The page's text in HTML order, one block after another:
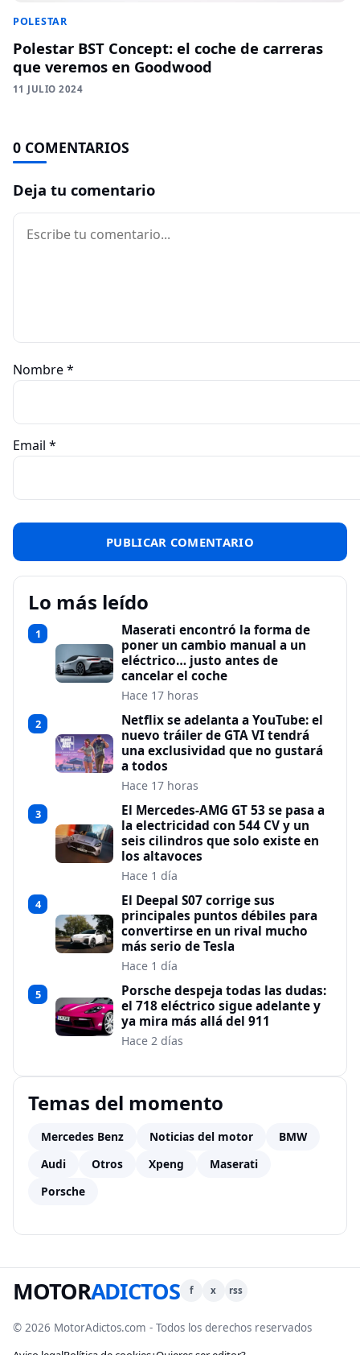
POLESTAR
Polestar BST Concept: el coche de carreras
que veremos en Goodwood
11 JULIO 2024
0 COMENTARIOS
Deja tu comentario
Comentario
Nombre*
Email *
Lo más leído
1
Maserati encontró la forma de
poner un cambio manual a un
eléctrico… justo antes de
cancelar el coche
Hace 17 horas
2
Netflix se adelanta a YouTube: el
nuevo tráiler de GTA VI tendrá
una exclusividad que no gustará
a todos
Hace 17 horas
3
El Mercedes-AMG GT 53 se pasa a
la electricidad con 544 CV y un
seis cilindros que solo existe en
los altavoces
Hace 1 día
4
El Deepal S07 corrige sus
principales puntos débiles para
convertirse en un rival mucho
más serio de Tesla
Hace 1 día
5
Porsche despeja todas las dudas:
el 718 eléctrico sigue adelante y
ya mira más allá del 911
Hace 2 días
Temas del momento
Mercedes Benz Noticias del motor
BMW
Audi
Otros Xpeng
Maserati
Porsche
MOTORADICTOS f x rss
© 2026 MotorAdictos.com - Todos los derechos reservados